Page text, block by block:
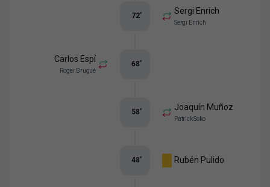
Sergi Enrich
Sergi Enrich
72’
Carlos Espí
Roger Brugué
68’
Joaquín Muñoz
Patrick Soko
58’
Rubén Pulido
48’